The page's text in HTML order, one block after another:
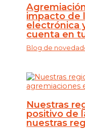
impacto de
electrónica
cuenta en
Blog de
Nuestras
positivo de
nuestras